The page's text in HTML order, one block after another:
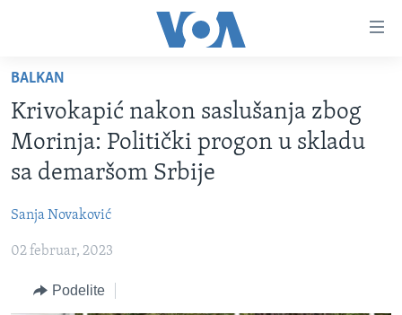
glavni
sadržaj
Idi
na
glavnu
Idi
na
NASLOVNA
AMERIKA
GLOBALNE TEME
EKONOMIJA
NAUKA I TEHNOLOGIJA
TV PROGRAM
IZ AMERIKE
Learning English
PRATITE NAS
BALKAN
Krivokapić nakon saslušanja zbog
Morinja: Politički progon u skladu
sa demaršom Srbije
Sanja Novaković
02 februar, 2023
Podelite